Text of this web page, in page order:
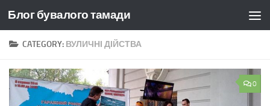
Skip to content
Блог бувалого тамади
CATEGORY: ВУЛИЧНІ ДІЙСТВА
0